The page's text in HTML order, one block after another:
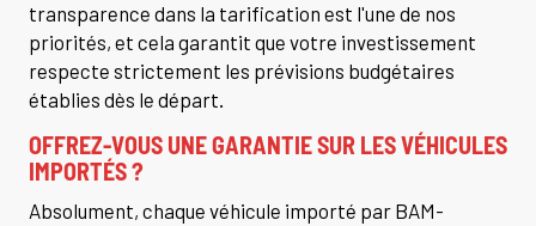
transparence dans la tarification est l'une de nos
priorités, et cela garantit que votre investissement
respecte strictement les prévisions budgétaires
établies dès le départ.
OFFREZ-VOUS UNE GARANTIE SUR LES VÉHICULES
IMPORTÉS ?
Absolument, chaque véhicule importé par BAM-